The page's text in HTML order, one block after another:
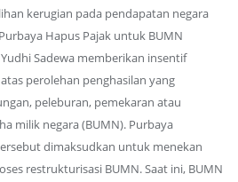
kerugian pada pendapatan negara
Hapus Pajak untuk BUMN
Sadewa memberikan insentif
perolehan penghasilan yang
peleburan, pemekaran atau
milik negara (BUMN). Purbaya
dimaksudkan untuk menekan
restrukturisasi BUMN. Saat ini, BUMN